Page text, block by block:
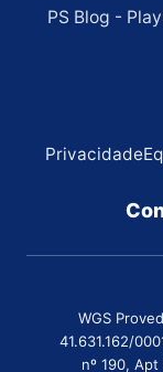
PS Blog -
Privacidade
WGS
41.631.162/
nº 190, Apt